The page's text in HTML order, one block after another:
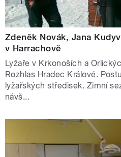
Zdeněk Novák, Jana
v Harrachově
Lyžaře v Krkonoších a
Rozhlas Hradec Králové.
lyžařských středisek. Zimní
návš...